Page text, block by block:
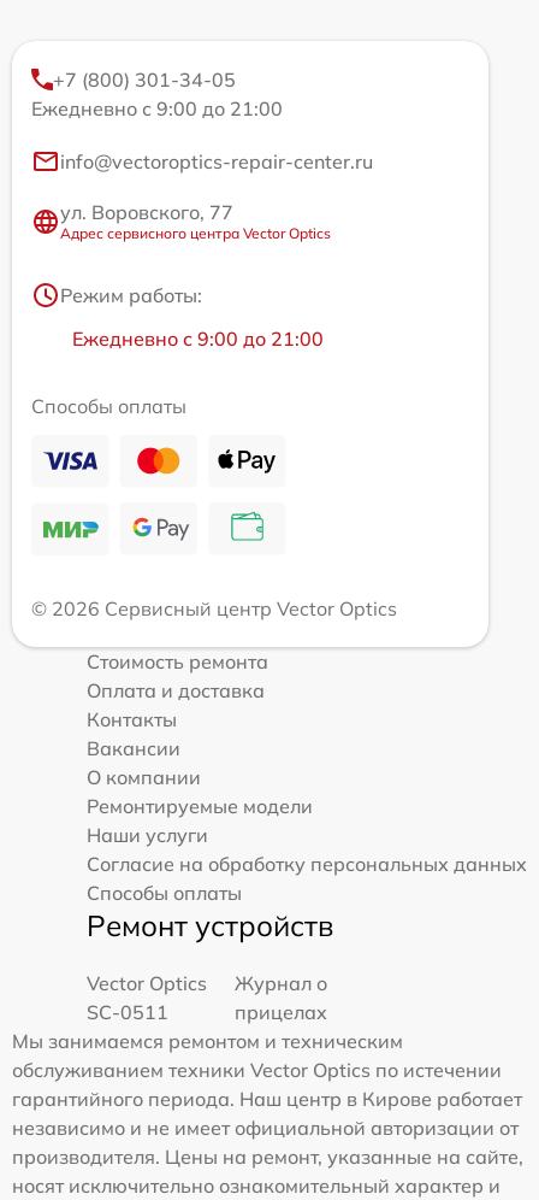
+7 (800) 301-34-05
Ежедневно с 9:00 до 21:00
info@vectoroptics-repair-center.ru
ул. Воровского, 77
Адрес сервисного центра Vector Optics
Режим работы:
Ежедневно с 9:00 до 21:00
Способы оплаты
© 2026 Сервисный центр Vector Optics
Стоимость ремонта
Оплата и доставка
Контакты
Вакансии
О компании
Ремонтируемые модели
Наши услуги
Согласие на обработку персональных данных
Способы оплаты
Ремонт устройств
Vector Optics
SC-0511
Журнал о
прицелах
Мы занимаемся ремонтом и техническим
обслуживанием техники Vector Optics по истечении
гарантийного периода. Наш центр в Кирове работает
независимо и не имеет официальной авторизации от
производителя. Цены на ремонт, указанные на сайте,
носят исключительно ознакомительный характер и